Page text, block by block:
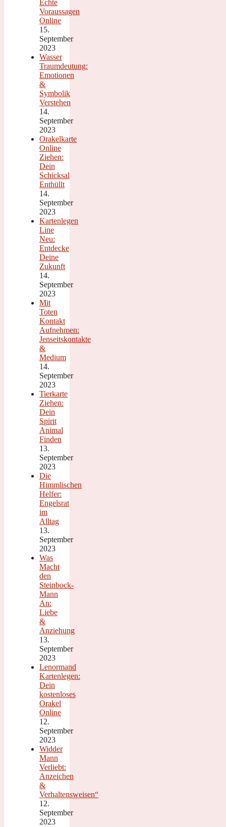
Echte
Voraussagen
Online
15.
September
2023
Wasser
Traumdeutung:
Emotionen
&
Symbolik
Verstehen
14.
September
2023
Orakelkarte
Online
Ziehen:
Dein
Schicksal
Enthüllt
14.
September
2023
Kartenlegen
Line
Neu:
Entdecke
Deine
Zukunft
14.
September
2023
Mit
Toten
Kontakt
Aufnehmen:
Jenseitskontakte
&
Medium
14.
September
2023
Tierkarte
Ziehen:
Dein
Spirit
Animal
Finden
13.
September
2023
Die
Himmlischen
Helfer:
Engelsrat
im
Alltag
13.
September
2023
Was
Macht
den
Steinbock-
Mann
An:
Liebe
&
Anziehung
13.
September
2023
Lenormand
Kartenlegen:
Dein
kostenloses
Orakel
Online
12.
September
2023
Widder
Mann
Verliebt:
Anzeichen
&
Verhaltensweisen“
12.
September
2023